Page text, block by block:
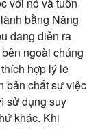
bằng Năng
đang diễn ra
ngoài chúng
hợp lý lẽ
bản chất sự việc
sử dụng suy
khác. Khi